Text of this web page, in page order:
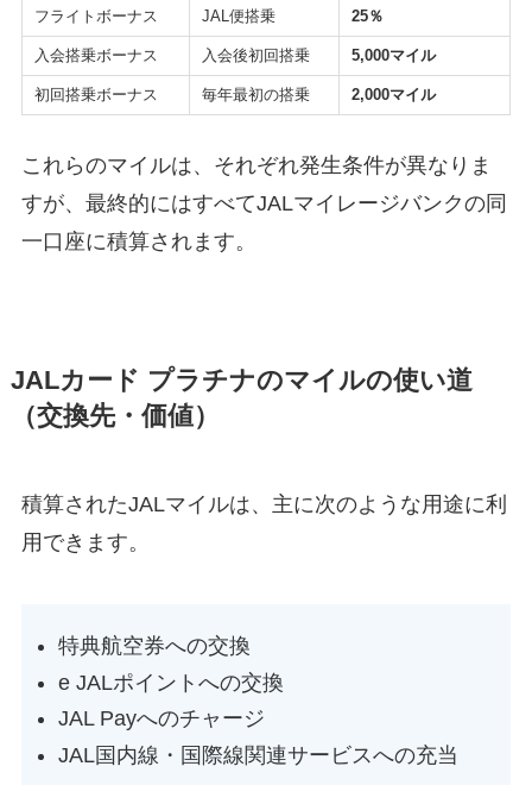
フライトボーナス JAL便搭乗 25％
入会搭乗ボーナス 入会後初回搭乗 5,000マイル
初回搭乗ボーナス 毎年最初の搭乗 2,000マイル
これらのマイルは、それぞれ発生条件が異なりま
すが、最終的にはすべてJALマイレージバンクの同
一口座に積算されます。
JALカード プラチナのマイルの使い道
（交換先・価値）
積算されたJALマイルは、主に次のような用途に利
用できます。
特典航空券への交換
e JALポイントへの交換
JAL Payへのチャージ
JAL国内線・国際線関連サービスへの充当